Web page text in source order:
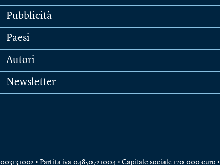
Pubblicità
Paesi
Autori
Newsletter
• Partita iva 04850721004 • Capitale sociale 120.000 euro •